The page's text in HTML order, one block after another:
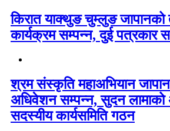
किरात याक्थुङ चुम्लुङ
कार्यक्रम सम्पन्न, दुई पत्रकार
श्रम संस्कृति महाअभियान
अधिवेशन सम्पन्न, सुदन लामाको
सदस्यीय कार्यसमिति गठन